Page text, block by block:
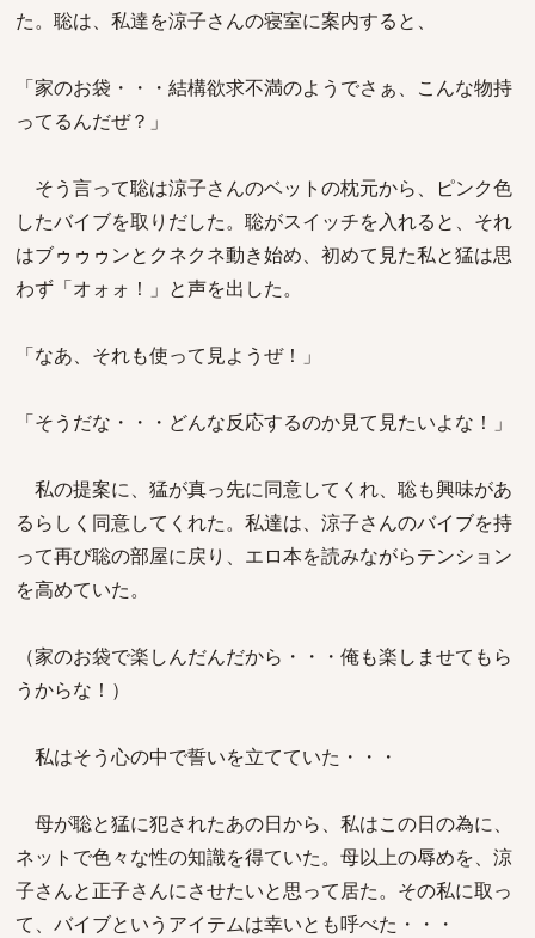
た。聡は、私達を涼子さんの寝室に案内すると、
「家のお袋・・・結構欲求不満のようでさぁ、こんな物持
ってるんだぜ？」
そう言って聡は涼子さんのベットの枕元から、ピンク色
したバイブを取りだした。聡がスイッチを入れると、それ
はブゥゥゥンとクネクネ動き始め、初めて見た私と猛は思
わず「オォォ！」と声を出した。
「なあ、それも使って見ようぜ！」
「そうだな・・・どんな反応するのか見て見たいよな！」
私の提案に、猛が真っ先に同意してくれ、聡も興味があ
るらしく同意してくれた。私達は、涼子さんのバイブを持
って再び聡の部屋に戻り、エロ本を読みながらテンション
を高めていた。
（家のお袋で楽しんだんだから・・・俺も楽しませてもら
うからな！）
私はそう心の中で誓いを立てていた・・・
母が聡と猛に犯されたあの日から、私はこの日の為に、
ネットで色々な性の知識を得ていた。母以上の辱めを、涼
子さんと正子さんにさせたいと思って居た。その私に取っ
て、バイブというアイテムは幸いとも呼べた・・・